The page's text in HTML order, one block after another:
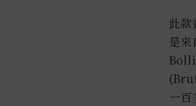
此
是
一百